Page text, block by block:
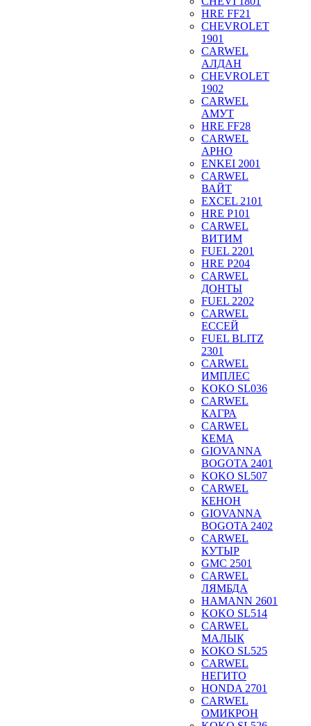
HRE FF21
CHEVROLET
1901
CARWEL
АЛДАН
CHEVROLET
1902
CARWEL
АМУТ
HRE FF28
CARWEL
АРНО
ENKEI 2001
CARWEL
ВАЙТ
EXCEL 2101
HRE P101
CARWEL
ВИТИМ
FUEL 2201
HRE P204
CARWEL
ДОНТЫ
FUEL 2202
CARWEL
ЕССЕЙ
FUEL BLITZ
2301
CARWEL
ИМПЛЕС
KOKO SL036
CARWEL
КАГРА
CARWEL
КЕМА
GIOVANNA
BOGOTA 2401
KOKO SL507
CARWEL
КЕНОН
GIOVANNA
BOGOTA 2402
CARWEL
КУТЫР
GMC 2501
CARWEL
ЛЯМБДА
HAMANN 2601
KOKO SL514
CARWEL
МАЛЫК
KOKO SL525
CARWEL
НЕГИТО
HONDA 2701
CARWEL
ОМИКРОН